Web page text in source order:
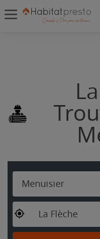
Menuisier
La Flèche